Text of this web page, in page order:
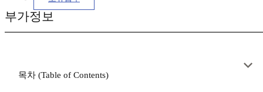
부가정보
목차 (Table of Contents)